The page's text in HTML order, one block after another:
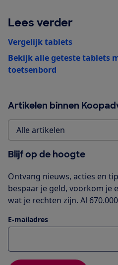
Lees verder
Vergelijk tablets
Bekijk alle geteste tablets
toetsenbord
Artikelen binnen
Alle artikelen
Blijf op de hoogte
Ontvang nieuws, acties en
bespaar je geld, voorkom je
wat je rechten zijn. Al
E-mailadres